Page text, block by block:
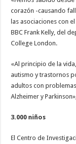
corazón -causando
las asociaciones con
BBC Frank Kelly, del
College London.
«Al principio de la
autismo y trastornos
adultos con
Alzheimer y
3.000 niños
El Centro de